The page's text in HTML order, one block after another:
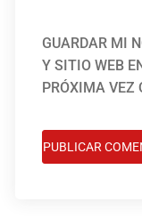
GUARDAR MI
Y SITIO WEB
PRÓXIMA VEZ